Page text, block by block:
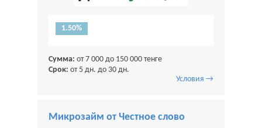
1.50%
Сумма: от 7 000 до 150 000 тенге
Срок: от 5 дн. до 30 дн.
Условия →
Микрозайм от Честное слово